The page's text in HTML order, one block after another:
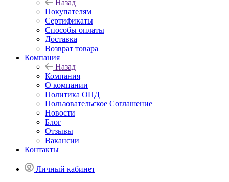
Назад
Покупателям
Сертификаты
Способы оплаты
Доставка
Возврат товара
Компания
Назад
Компания
О компании
Политика ОПД
Пользовательское Соглашение
Новости
Блог
Отзывы
Вакансии
Контакты
Личный кабинет